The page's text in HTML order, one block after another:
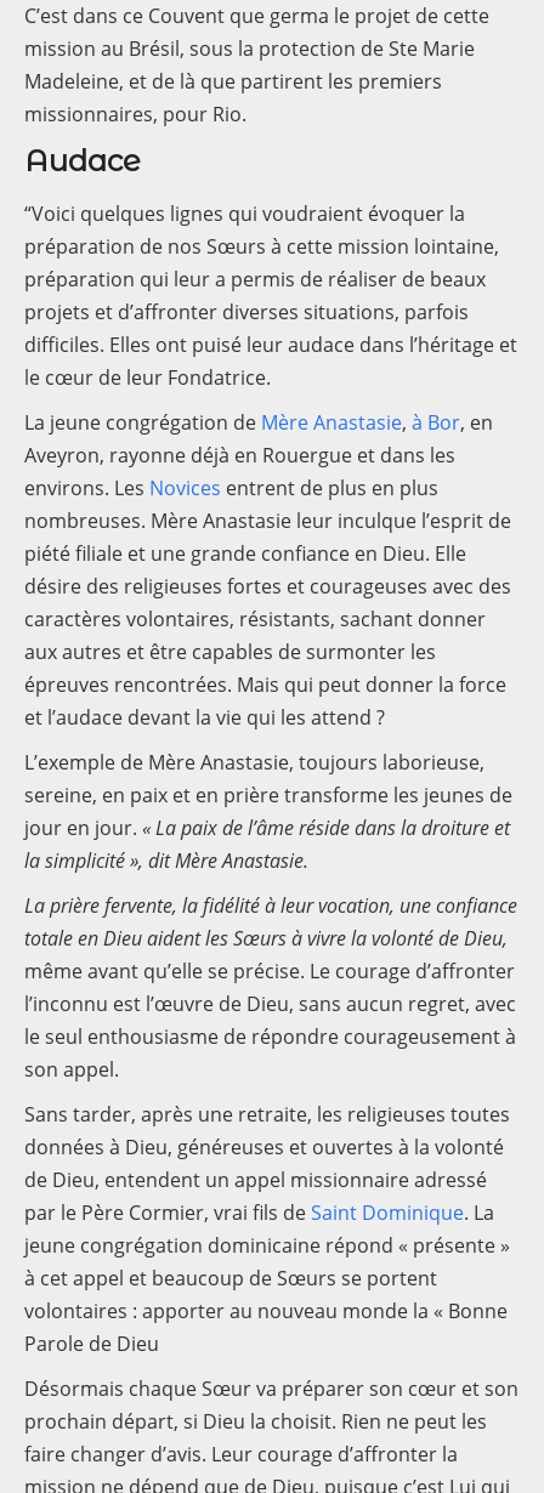
C’est dans ce Couvent que germa le projet de cette
mission au Brésil, sous la protection de Ste Marie
Madeleine, et de là que partirent les premiers
missionnaires, pour Rio.
Audace
“Voici quelques lignes qui voudraient évoquer la
préparation de nos Sœurs à cette mission lointaine,
préparation qui leur a permis de réaliser de beaux
projets et d’affronter diverses situations, parfois
difficiles. Elles ont puisé leur audace dans l’héritage et
le cœur de leur Fondatrice.
La jeune congrégation de Mère Anastasie, à Bor, en
Aveyron, rayonne déjà en Rouergue et dans les
environs. Les Novices entrent de plus en plus
nombreuses. Mère Anastasie leur inculque l’esprit de
piété filiale et une grande confiance en Dieu. Elle
désire des religieuses fortes et courageuses avec des
caractères volontaires, résistants, sachant donner
aux autres et être capables de surmonter les
épreuves rencontrées. Mais qui peut donner la force
et l’audace devant la vie qui les attend ?
L’exemple de Mère Anastasie, toujours laborieuse,
sereine, en paix et en prière transforme les jeunes de
jour en jour. « La paix de l’âme réside dans la droiture et
la simplicité », dit Mère Anastasie.
La prière fervente, la fidélité à leur vocation, une confiance
totale en Dieu aident les Sœurs à vivre la volonté de Dieu,
même avant qu’elle se précise. Le courage d’affronter
l’inconnu est l’œuvre de Dieu, sans aucun regret, avec
le seul enthousiasme de répondre courageusement à
son appel.
Sans tarder, après une retraite, les religieuses toutes
données à Dieu, généreuses et ouvertes à la volonté
de Dieu, entendent un appel missionnaire adressé
par le Père Cormier, vrai fils deSaint Dominique. La
jeune congrégation dominicaine répond « présente »
à cet appel et beaucoup de Sœurs se portent
volontaires : apporter au nouveau monde la « Bonne
Parole de Dieu
Désormais chaque Sœur va préparer son cœur et son
prochain départ, si Dieu la choisit. Rien ne peut les
faire changer d’avis. Leur courage d’affronter la
mission ne dépend que de Dieu, puisque c’est Lui qui